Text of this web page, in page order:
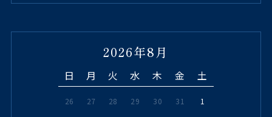
2026年8月
日 月 火 水 木 金 土
26 27 28 29 30 31 1